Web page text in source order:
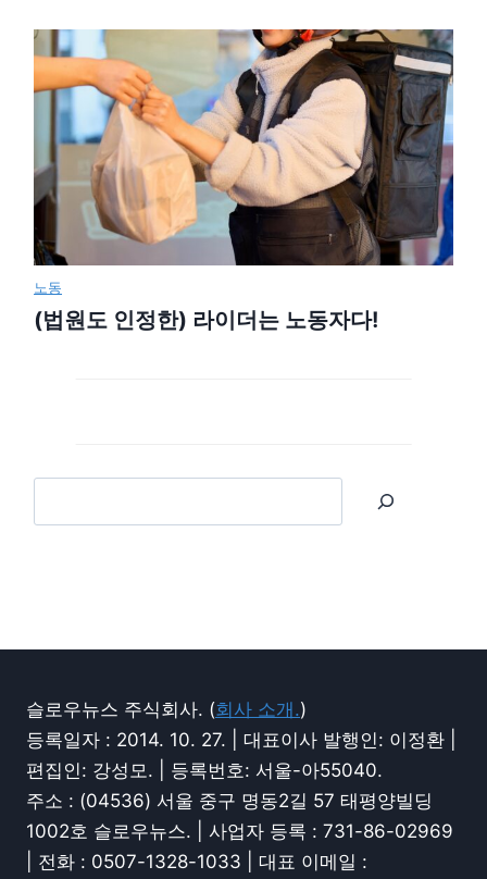
노동
(법원도 인정한) 라이더는 노동자다!
슬로우뉴스 주식회사. (회사 소개.)
등록일자 : 2014. 10. 27. | 대표이사 발행인: 이정환 |
편집인: 강성모. | 등록번호: 서울-아55040.
주소 : (04536) 서울 중구 명동2길 57 태평양빌딩
1002호 슬로우뉴스. | 사업자 등록 : 731-86-02969
| 전화 : 0507-1328-1033 | 대표 이메일 :